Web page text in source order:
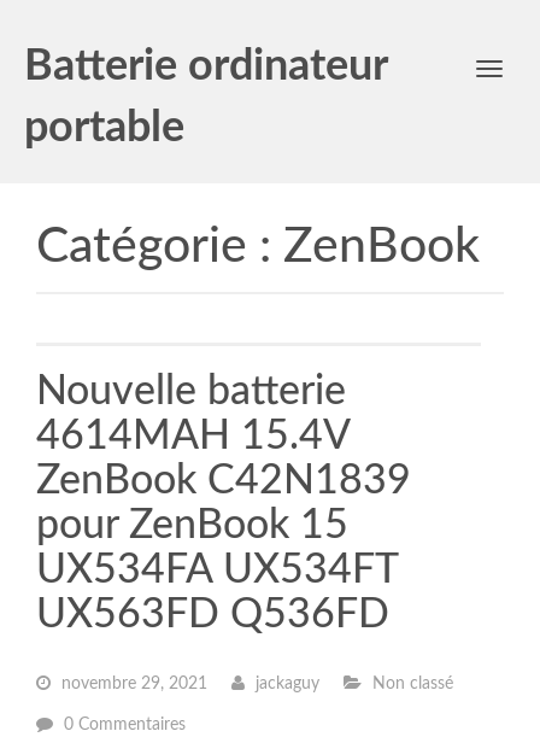
Batterie ordinateur
portable
Toggle
Catégorie : ZenBook
Nouvelle batterie
4614MAH 15.4V
ZenBook C42N1839
pour ZenBook 15
UX534FA UX534FT
UX563FD Q536FD
novembre 29, 2021 jackaguy Non classé
0 Commentaires